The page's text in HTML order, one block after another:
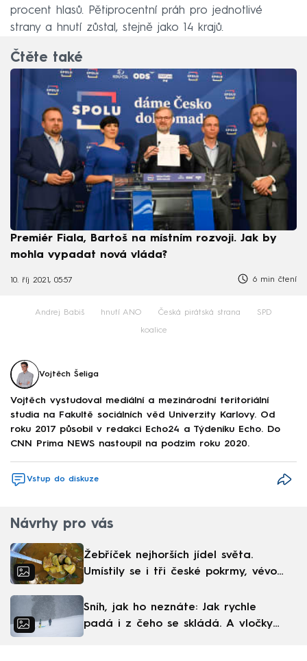
procent hlasů. Pětiprocentní práh pro jednotlivé
strany a hnutí zůstal, stejně jako 14 krajů.
Čtěte také
Premiér Fiala, Bartoš na místním rozvoji. Jak by
mohla vypadat nová vláda?
10. říj 2021, 05:57 6 min čtení
Andrej Babiš hnutí ANO Česká pirátská strana SPD
koalice
Vojtěch Šeliga
Vojtěch vystudoval mediální a mezinárodní teritoriální
studia na Fakultě sociálních věd Univerzity Karlovy. Od
roku 2017 působil v redakci Echo24 a Týdeníku Echo. Do
CNN Prima NEWS nastoupil na podzim roku 2020.
Vstup do diskuze
Návrhy pro vás
Žebříček nejhorších jídel světa.
Umístily se i tři české pokrmy, vévodí
Sníh, jak ho neznáte: Jak rychle
padá i z čeho se skládá. A vločky